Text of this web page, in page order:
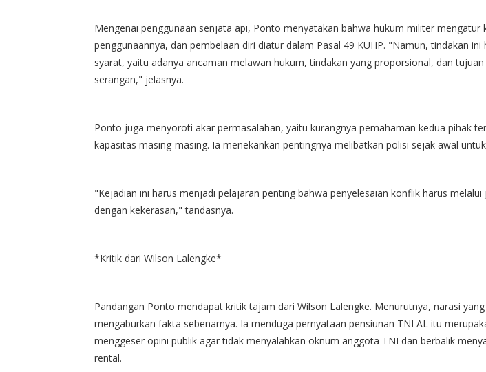
Mengenai penggunaan senjata api, Ponto menyatakan bahwa hukum militer mengatur
penggunaannya, dan pembelaan diri diatur dalam Pasal 49 KUHP. "Namun, tindakan ini
syarat, yaitu adanya ancaman melawan hukum, tindakan yang proporsional, dan
serangan," jelasnya.
Ponto juga menyoroti akar permasalahan, yaitu kurangnya pemahaman kedua pihak
kapasitas masing-masing. Ia menekankan pentingnya melibatkan polisi sejak awal
"Kejadian ini harus menjadi pelajaran penting bahwa penyelesaian konflik harus melalui
dengan kekerasan," tandasnya.
*Kritik dari Wilson Lalengke*
Pandangan Ponto mendapat kritik tajam dari Wilson Lalengke. Menurutnya, narasi
mengaburkan fakta sebenarnya. Ia menduga pernyataan pensiunan TNI AL itu
menggeser opini publik agar tidak menyalahkan oknum anggota TNI dan berbalik
rental.